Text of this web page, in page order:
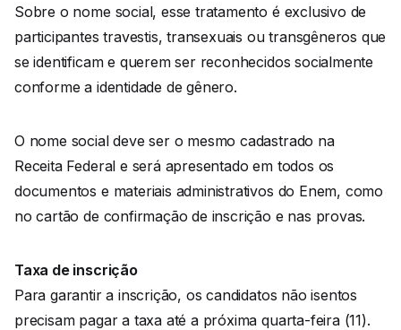
Sobre o nome social, esse tratamento é exclusivo de
participantes travestis, transexuais ou transgêneros que
se identificam e querem ser reconhecidos socialmente
conforme a identidade de gênero.
O nome social deve ser o mesmo cadastrado na
Receita Federal e será apresentado em todos os
documentos e materiais administrativos do Enem, como
no cartão de confirmação de inscrição e nas provas.
Taxa de inscrição
Para garantir a inscrição, os candidatos não isentos
precisam pagar a taxa até a próxima quarta-feira (11).